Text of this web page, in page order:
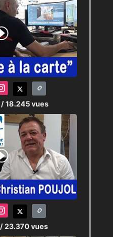
/ 18.245 vues
/ 23.370 vues